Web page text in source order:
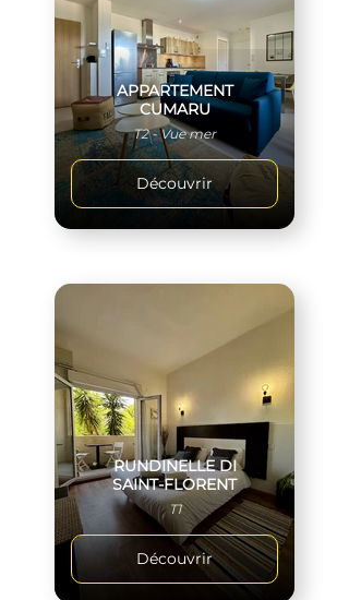
APPARTEMENT
CUMARU
T2 - Vue mer
Découvrir
RUNDINELLE DI
SAINT-FLORENT
T1
Découvrir